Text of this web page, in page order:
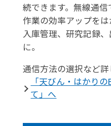
続できます。無線通信
作業の効率アップをは
入庫管理、研究記録
に。
通信方法の選択など詳
「天びん・はかり
て」へ